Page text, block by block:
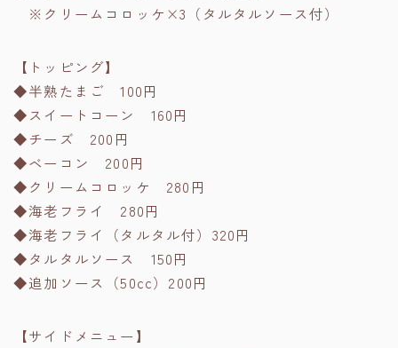
※クリームコロッケ×3（タルタルソース付）
【トッピング】
◆半熟たまご 100円
◆スイートコーン 160円
◆チーズ 200円
◆ベーコン 200円
◆クリームコロッケ 280円
◆海老フライ 280円
◆海老フライ（タルタル付）320円
◆タルタルソース 150円
◆追加ソース（50cc）200円
【サイドメニュー】